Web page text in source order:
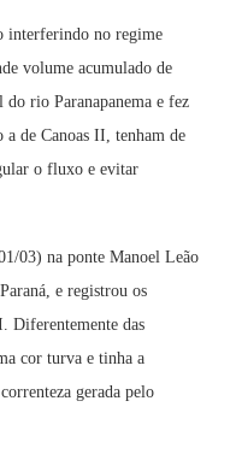
interferindo no regime
volume acumulado de
rio Paranapanema e fez
de Canoas II, tenham de
o fluxo e evitar
03) na ponte Manoel Leão
e registrou os
Diferentemente das
cor turva e tinha a
gerada pelo